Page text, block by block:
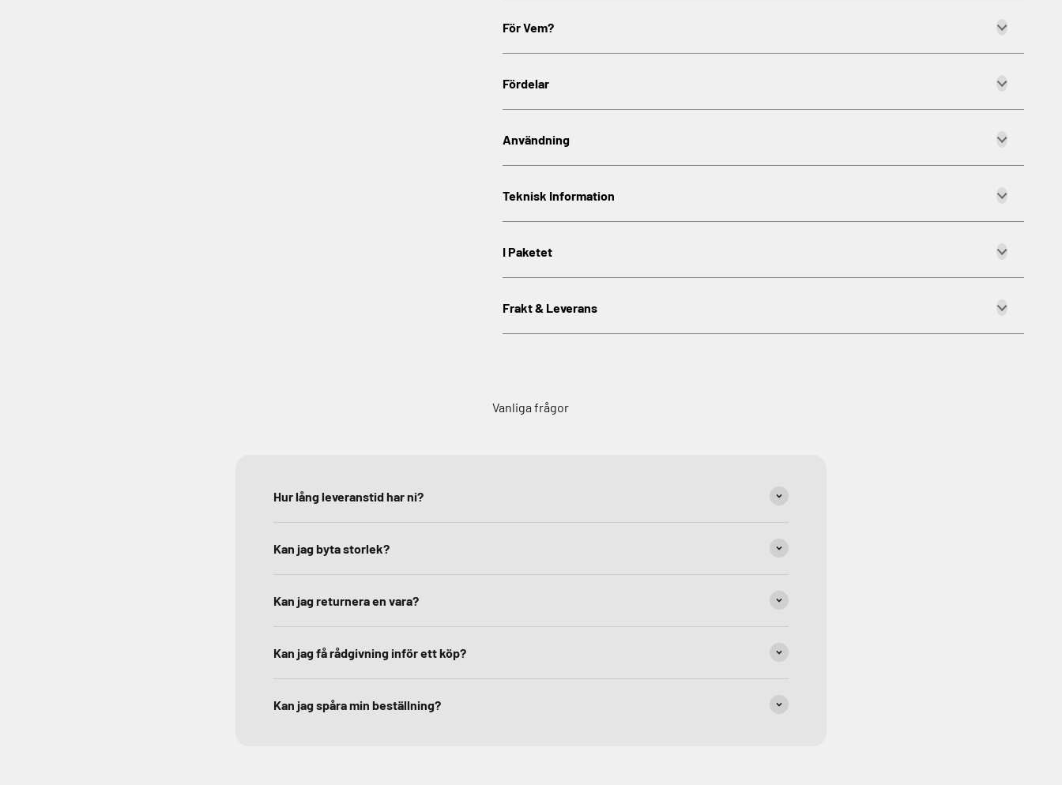
För Vem?
Fördelar
Användning
Teknisk Information
I Paketet
Frakt & Leverans
Vanliga frågor
Hur lång leveranstid har ni?
Kan jag byta storlek?
Kan jag returnera en vara?
Kan jag få rådgivning inför ett köp?
Kan jag spåra min beställning?